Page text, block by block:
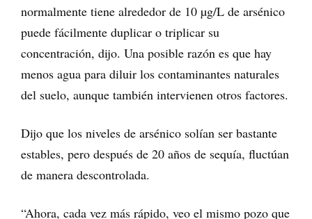
normalmente tiene alrededor de 10 µg/L de arsénico
puede fácilmente duplicar o triplicar su
concentración, dijo. Una posible razón es que hay
menos agua para diluir los contaminantes naturales
del suelo, aunque también intervienen otros factores.
Dijo que los niveles de arsénico solían ser bastante
estables, pero después de 20 años de sequía, fluctúan
de manera descontrolada.
“Ahora, cada vez más rápido, veo el mismo pozo que